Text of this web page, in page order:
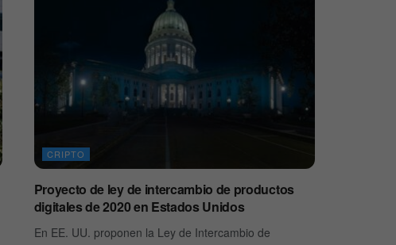
CRIPTO
Proyecto de ley de intercambio de productos
digitales de 2020 en Estados Unidos
En EE. UU. proponen la Ley de Intercambio de